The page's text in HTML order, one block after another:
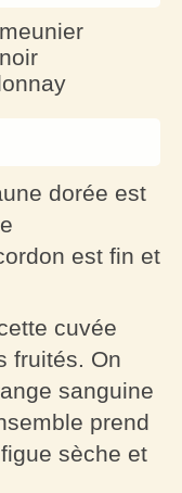
dorée est
est fin et
cuvée
fruités. On
sanguine
prend
sèche et